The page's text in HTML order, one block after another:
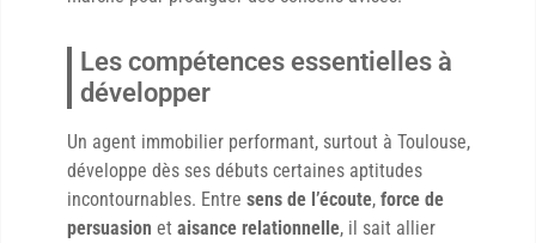
Les compétences essentielles à
développer
Un agent immobilier performant, surtout à Toulouse,
développe dès ses débuts certaines aptitudes
incontournables. Entre sens de l’écoute, force de
persuasion et aisance relationnelle, il sait allier